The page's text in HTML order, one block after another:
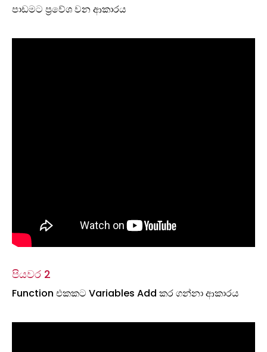
පාඩමට ප්‍රවේශ වන ආකාරය
පියවර 2
Function එකකට Variables Add කර ගන්නා ආකාරය